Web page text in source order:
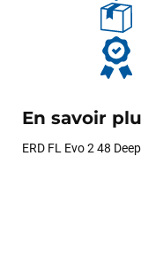
En savoir
ERD FL Evo 2 48